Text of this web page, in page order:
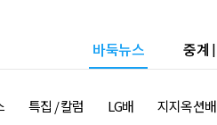
바둑뉴스 중계 |
특집 / 칼럼 LG배 지지옥션배